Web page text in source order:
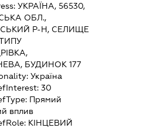
УКРАЇНА, 56530,
ОБЛ.,
Р-Н, СЕЛИЩЕ
БУДИНОК 177
Україна
30
Прямий
вплив
КІНЦЕВИЙ